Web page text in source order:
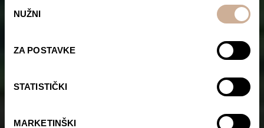
pristanka
NUŽNI
ZA POSTAVKE
STATISTIČKI
MARKETINŠKI